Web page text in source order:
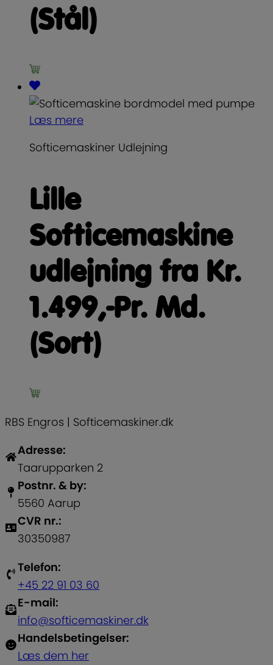
(Stål)
Læs mere
Softicemaskiner Udlejning
Lille
Softicemaskine
udlejning fra Kr.
1.499,-Pr. Md.
(Sort)
RBS Engros | Softicemaskiner.dk
Adresse:
Taarupparken 2
Postnr. & by:
5560 Aarup
CVR nr.:
30350987
Telefon:
+45 22 91 03 60
E-mail:
info@softicemaskiner.dk
Handelsbetingelser:
Læs dem her